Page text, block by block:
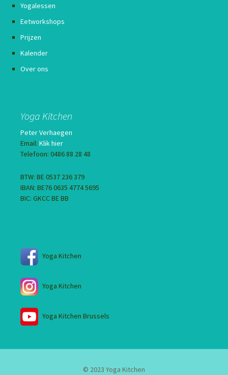
Yogalessen
Eetworkshops
Prijzen
Kalender
Over ons
Yoga Kitchen
Peter Verhaegen
Email: Klik hier
Telefoon: 0486 88 28 48
BTW: BE 0537 236 379
IBAN: BE76 0635 4774 5695
BIC: GKCC BE BB
Yoga Kitchen
Yoga Kitchen
Yoga Kitchen Brussels
© 2023 Yoga Kitchen